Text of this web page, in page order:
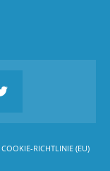
COOKIE-RICHTLINIE (EU)